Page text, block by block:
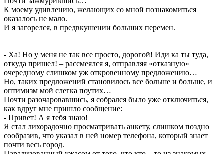
К моему удивлению, желающих со мной познакомиться
оказалось не мало.
И я загорелся, в предвкушении больших перемен.
- Ха! Но у меня не так все просто, дорогой! Иди ка ты туда,
откуда пришел! – рассмеялся я, отправляя «отказную»
очередному слишком уж откровенному предложению…
Но, таких предложений становилось все больше и больше, и
оптимизм мой слегка поутих…
Почти разочаровавшись, я собрался было уже отключиться,
как вдруг мне пришло сообщение:
- Привет! А я тебя знаю!
Я стал лихорадочно просматривать анкету, слишком поздно
сообразив, что указал в ней номер телефона, который знает
почти весь город.